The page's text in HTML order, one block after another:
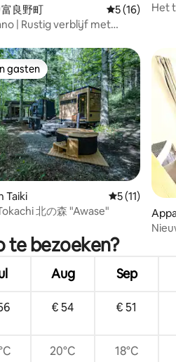
van 5 op 5, 69 recensies
良野町 Gemiddelde
5 (16)
| Rustig verblijf met
Het
van 4,8 op 5, 5 recensies
gasten
gasten
Taiki Gemiddelde
5 (11)
北の森 "Awase"
te bezoeken?
Aug Sep
€ 54 € 51
20°C 18°C